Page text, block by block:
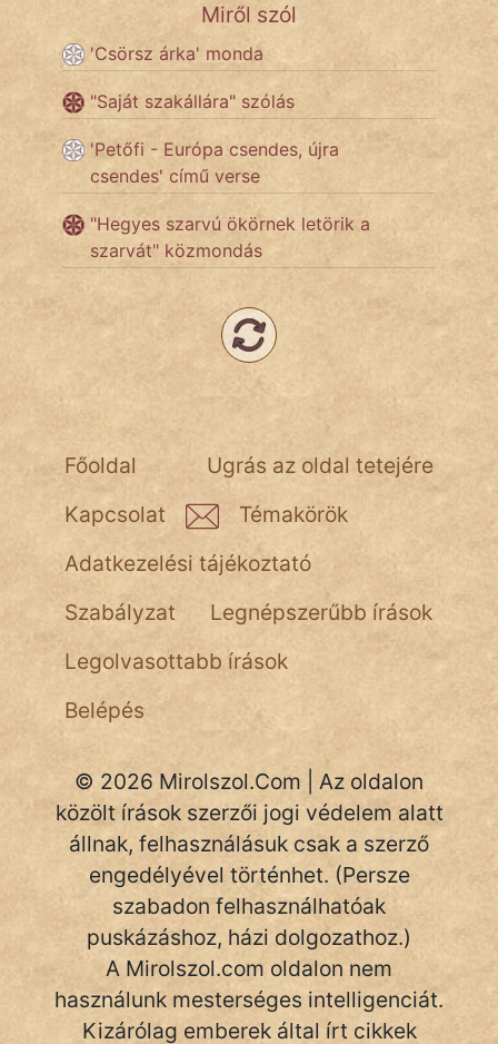
TÖRTÉNELEM
Népszerű szerzőink:
cinege
fantom
vörös ördög
nagyöreg
NapHold
Név nélkül
pszichopati
szegény legény
szemfüles
Miről szól
'Csörsz árka' monda
"Saját szakállára" szólás
'Petőfi - Európa csendes, újra
csendes' című verse
"Hegyes szarvú ökörnek letörik a
szarvát" közmondás
Ugrás az oldal tetejére
Főoldal
Kapcsolat
Témakörök
Adatkezelési tájékoztató
Szabályzat
Legnépszerűbb írások
Legolvasottabb írások
Belépés
© 2026 Mirolszol.Com | Az oldalon
közölt írások szerzői jogi védelem alatt
állnak, felhasználásuk csak a szerző
engedélyével történhet. (Persze
szabadon felhasználhatóak
puskázáshoz, házi dolgozathoz.)
A Mirolszol.com oldalon nem
használunk mesterséges intelligenciát.
Kizárólag emberek által írt cikkek